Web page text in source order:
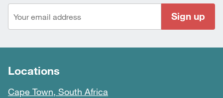
Sign up
Locations
Cape Town, South Africa